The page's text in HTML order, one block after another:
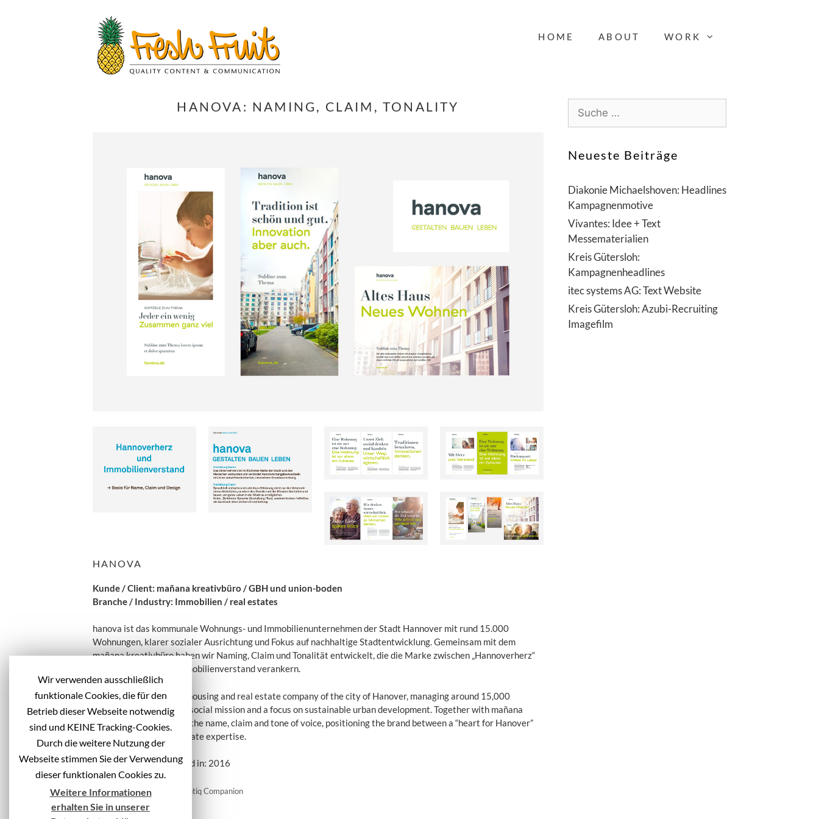
HOME ABOUT WORK
HANOVA: NAMING, CLAIM, TONALITY
HANOVA
Kunde / Client: mañana kreativbüro / GBH und union-boden
Branche / Industry: Immobilien / real estates
hanova ist das kommunale Wohnungs- und Immobilienunternehmen der Stadt Hannover mit rund 15.000
Wohnungen, klarer sozialer Ausrichtung und Fokus auf nachhaltige Stadtentwicklung. Gemeinsam mit dem
mañana kreativbüro haben wir Naming, Claim und Tonalität entwickelt, die die Marke zwischen „Hannoverherz“
und professionellem Immobilienverstand verankern.
hanova is the municipal housing and real estate company of the city of Hanover, managing around 15,000
apartments with a clear social mission and a focus on sustainable urban development. Together with mañana
kreativbüro, we created the name, claim and tone of voice, positioning the brand between a “heart for Hanover”
and professional real estate expertise.
Veröffentlicht / Published in: 2016
B
e
i
Wacom: Image Video Cintiq Companion
Harpune: Flyer + Poster
h
a
c
h
:
Neueste Beiträge
Diakonie Michaelshoven: Headlines
Kampagnenmotive
Vivantes: Idee + Text
Messematerialien
Kreis Gütersloh:
Kampagnenheadlines
itec systems AG: Text Website
Kreis Gütersloh: Azubi-Recruiting
Imagefilm
Wir verwenden ausschließlich
funktionale Cookies, die für den
Betrieb dieser Webseite notwendig
sind und KEINE Tracking-Cookies.
Durch die weitere Nutzung der
Webseite stimmen Sie der Verwendung
dieser funktionalen Cookies zu.
Weitere Informationen
erhalten Sie in unserer